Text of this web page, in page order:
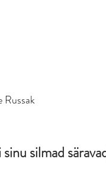
Russak
silmad